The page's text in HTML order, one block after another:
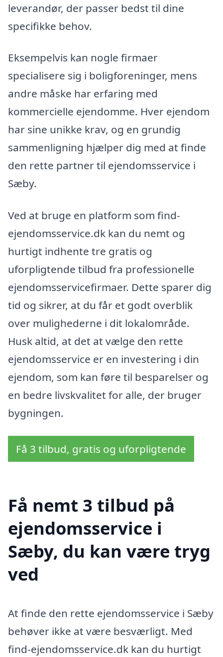
leverandør, der passer bedst til dine
specifikke behov.
Eksempelvis kan nogle firmaer
specialisere sig i boligforeninger, mens
andre måske har erfaring med
kommercielle ejendomme. Hver ejendom
har sine unikke krav, og en grundig
sammenligning hjælper dig med at finde
den rette partner til ejendomsservice i
Sæby.
Ved at bruge en platform som find-
ejendomsservice.dk kan du nemt og
hurtigt indhente tre gratis og
uforpligtende tilbud fra professionelle
ejendomsservicefirmaer. Dette sparer dig
tid og sikrer, at du får et godt overblik
over mulighederne i dit lokalområde.
Husk altid, at det at vælge den rette
ejendomsservice er en investering i din
ejendom, som kan føre til besparelser og
en bedre livskvalitet for alle, der bruger
bygningen.
Få 3 tilbud, gratis og uforpligtende
Få nemt 3 tilbud på
ejendomsservice i
Sæby, du kan være tryg
ved
At finde den rette ejendomsservice i Sæby
behøver ikke at være besværligt. Med
find-ejendomsservice.dk kan du hurtigt